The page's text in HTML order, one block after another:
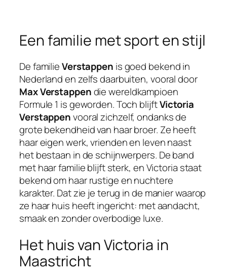
Een familie met sport en stijl
De familieVerstappen is goed bekend in
Nederland en zelfs daarbuiten, vooral door
Max Verstappendie wereldkampioen
Formule 1 is geworden. Toch blijftVictoria
Verstappenvooral zichzelf, ondanks de
grote bekendheid van haar broer. Ze heeft
haar eigen werk, vrienden en leven naast
het bestaan in de schijnwerpers. De band
met haar familie blijft sterk, en Victoria staat
bekend om haar rustige en nuchtere
karakter. Dat zie je terug in de manier waarop
ze haar huis heeft ingericht: met aandacht,
smaak en zonder overbodige luxe.
Het huis van Victoria in
Maastricht